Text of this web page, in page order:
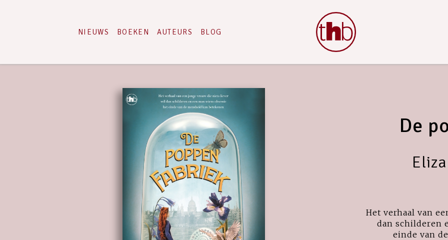
NIEUWS BOEKEN AUTEURS BLOG
De
Het verhaal van
dan schilderen
einde van